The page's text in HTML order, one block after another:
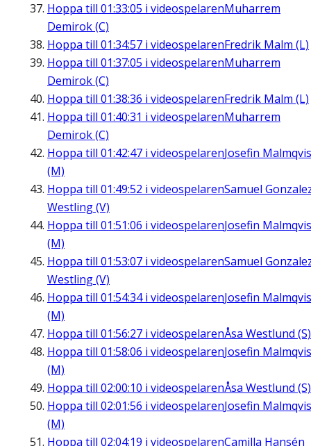
Hoppa till 01:33:05 i videospelarenMuharrem
Demirok (C)
Hoppa till 01:34:57 i videospelarenFredrik Malm (L)
Hoppa till 01:37:05 i videospelarenMuharrem
Demirok (C)
Hoppa till 01:38:36 i videospelarenFredrik Malm (L)
Hoppa till 01:40:31 i videospelarenMuharrem
Demirok (C)
Hoppa till 01:42:47 i videospelarenJosefin
(M)
Hoppa till 01:49:52 i videospelarenSamuel
Westling (V)
Hoppa till 01:51:06 i videospelarenJosefin
(M)
Hoppa till 01:53:07 i videospelarenSamuel
Westling (V)
Hoppa till 01:54:34i videospelarenJosefin
(M)
Hoppa till 01:56:27 i videospelarenÅsa Westlund (S)
Hoppa till 01:58:06 i videospelarenJosefin
(M)
Hoppa till 02:00:10 i videospelarenÅsa Westlund (S)
Hoppa till 02:01:56 i videospelarenJosefin
(M)
Hoppa till 02:04:19 i videospelarenCamilla Hansén